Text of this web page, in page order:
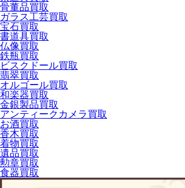
骨董品買取
ガラス工芸買取
宝石買取
書道具買取
仏像買取
鉄瓶買取
ビスクドール買取
翡翠買取
オルゴール買取
和楽器買取
金銀製品買取
アンティークカメラ買取
お酒買取
香木買取
着物買取
遺品買取
勲章買取
食器買取